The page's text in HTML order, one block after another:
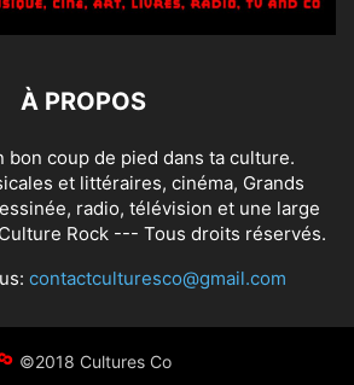
À PROPOS
bon coup de pied dans ta culture.
et littéraires, cinéma, Grands
radio, télévision et une large
Rock --- Tous droits réservés.
contactculturesco@gmail.com
©2018 Cultures Co